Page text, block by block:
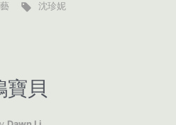
沈珍妮
寶貝